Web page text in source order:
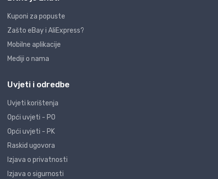
Kuponi za popuste
Zašto eBay i AliExpress?
Mobilne aplikacije
Mediji o nama
Uvjeti i odredbe
Uvjeti korištenja
Opći uvjeti - PO
Opći uvjeti - PK
Raskid ugovora
Izjava o privatnosti
Izjava o sigurnosti